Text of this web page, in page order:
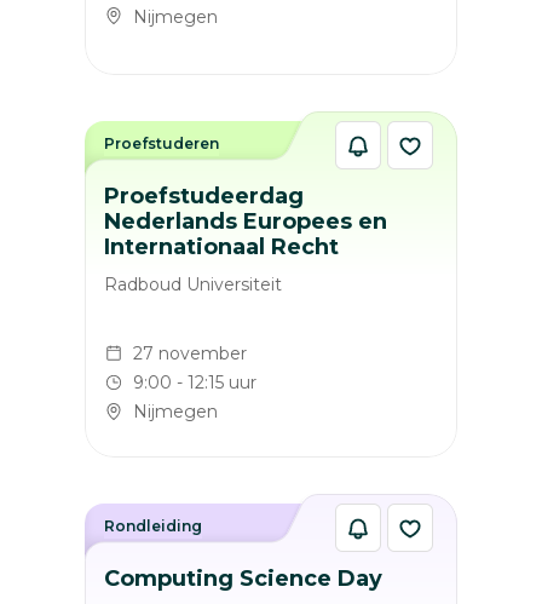
Nijmegen
Proefstudeerdag
Nederlands Europees en
Internationaal Recht
Radboud Universiteit
27 november
9:00 - 12:15 uur
Nijmegen
Proefstuderen
Computing Science Day
Rondleiding